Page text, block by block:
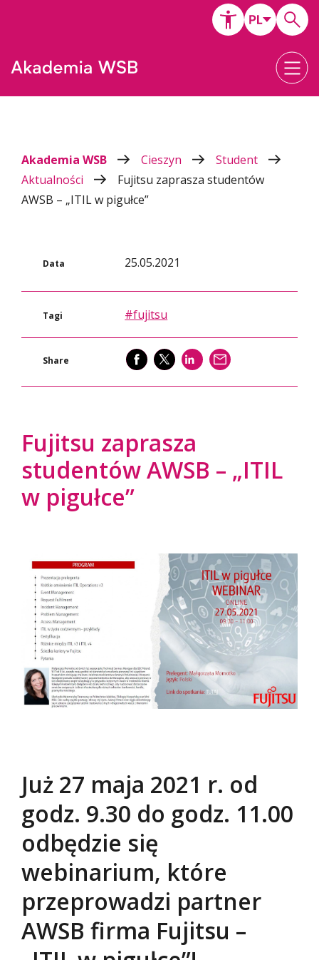
Akademia WSB Cieszyn
Student
Aktualności
Fujitsu zaprasza studentów
AWSB – „ITIL w pigułce”
Data 25.05.2021
Tagi #fujitsu
Share SHARE SHARE SHARE
Fujitsu zaprasza
studentów AWSB – „ITIL
w pigułce”
Już 27 maja 2021 r. od
godz. 9.30 do godz. 11.00
odbędzie się
webinarium, które
przeprowadzi partner
AWSB firma Fujitsu –